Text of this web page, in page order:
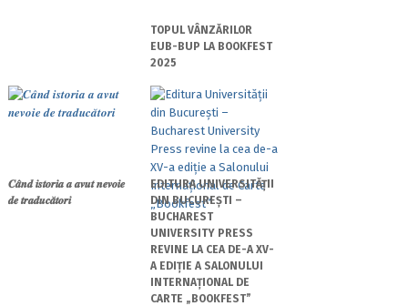
TOPUL VÂNZĂRILOR
EUB-BUP LA BOOKFEST
2025
𝑪𝒂̂𝒏𝒅 𝒊𝒔𝒕𝒐𝒓𝒊𝒂 𝒂 𝒂𝒗𝒖𝒕 𝒏𝒆𝒗𝒐𝒊𝒆
𝒅𝒆 𝒕𝒓𝒂𝒅𝒖𝒄𝒂̆𝒕𝒐𝒓𝒊
EDITURA UNIVERSITĂȚII
DIN BUCUREȘTI –
BUCHAREST
UNIVERSITY PRESS
REVINE LA CEA DE-A XV-
A EDIȚIE A SALONULUI
INTERNAȚIONAL DE
CARTE „BOOKFEST”